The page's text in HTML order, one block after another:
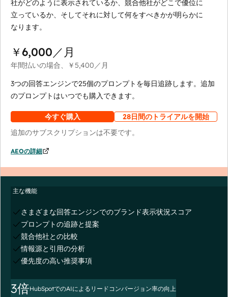
社がどのように表示されているか、競合他社がどこで優位に
立っているか、そしてそれに対して何をすべきかが明らかに
なります。
￥6,000／月
年間払いの場合、 ￥5,400／月
3つの回答エンジンで25個のプロンプトを毎日追跡します。追加
のプロンプトはいつでも購入できます。
今すぐ購入
28日間のトライアルを開始
追加のサブスクリプションは不要です。
AEOの詳細
主な機能
さまざまな回答エンジンでのブランド表示状況スコア
プロンプトの追跡と提案
競合他社との比較
情報源と引用の分析
優先度の高い推奨事項
3倍HubSpotでのAIによるリードコンバージョン率の向上